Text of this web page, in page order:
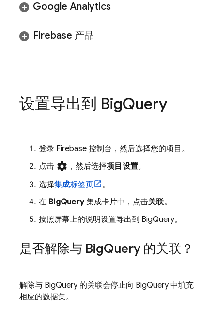
Google Analytics
Firebase 产品
设置导出到 BigQuery
登录 Firebase 控制台，然后选择您的项目。
点击 settings ，然后选择项目设置。
选择集成标签页
。
在 BigQuery集成卡片中，点击关联。
按照屏幕上的说明设置导出到 BigQuery。
是否解除与 BigQuery 的关联？
解除与 BigQuery 的关联会停止向 BigQuery 中填充
相应的数据集。